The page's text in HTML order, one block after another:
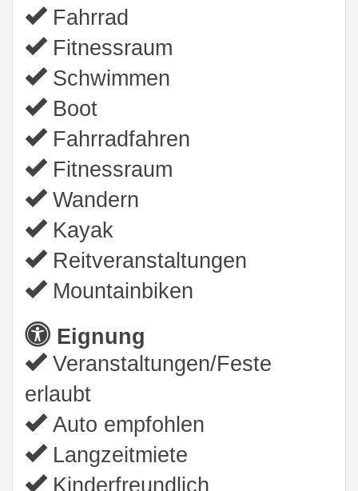
Fahrrad
Fitnessraum
Schwimmen
Boot
Fahrradfahren
Fitnessraum
Wandern
Kayak
Reitveranstaltungen
Mountainbiken
Eignung
Veranstaltungen/Feste
erlaubt
Auto empfohlen
Langzeitmiete
Kinderfreundlich